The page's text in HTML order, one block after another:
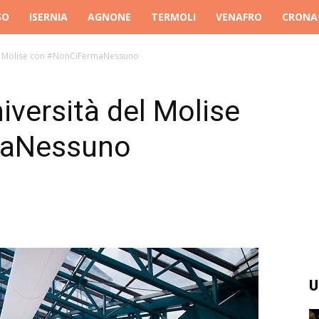
ISERNIA AGNONE TERMOLI VENAFRO
con #NonCiFermaNessuno
del Molise